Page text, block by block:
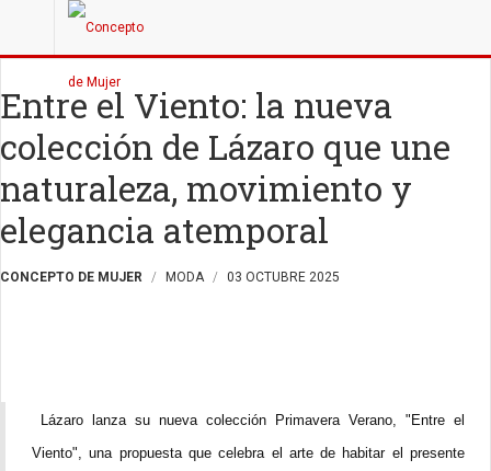
Entre el Viento: la nueva
colección de Lázaro que une
naturaleza, movimiento y
elegancia atemporal
CONCEPTO DE MUJER MODA 03 OCTUBRE 2025
Lázaro lanza su nueva colección Primavera Verano, "Entre el
Viento", una propuesta que celebra el arte de habitar el presente